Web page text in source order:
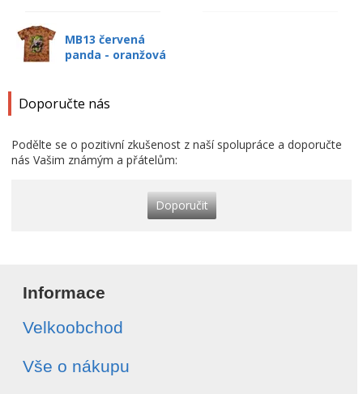
MB13 červená
panda - oranžová
Doporučte nás
Podělte se o pozitivní zkušenost z naší spolupráce a doporučte
nás Vašim známým a přátelům:
Doporučit
Informace
Velkoobchod
Vše o nákupu